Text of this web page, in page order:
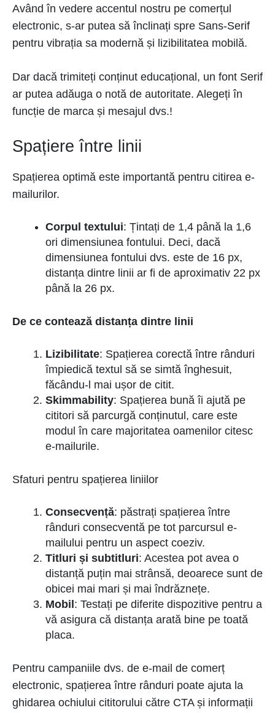
Având în vedere accentul nostru pe comerțul
electronic, s-ar putea să înclinați spre Sans-Serif
pentru vibrația sa modernă și lizibilitatea mobilă.
Dar dacă trimiteți conținut educațional, un font Serif
ar putea adăuga o notă de autoritate. Alegeți în
funcție de marca și mesajul dvs.!
Spațiere între linii
Spațierea optimă este importantă pentru citirea e-
mailurilor.
Corpul textului: Țintați de 1,4 până la 1,6
ori dimensiunea fontului. Deci, dacă
dimensiunea fontului dvs. este de 16 px,
distanța dintre linii ar fi de aproximativ 22 px
până la 26 px.
De ce contează distanța dintre linii
Lizibilitate: Spațierea corectă între rânduri
împiedică textul să se simtă înghesuit,
făcându-l mai ușor de citit.
Skimmability: Spațierea bună îi ajută pe
cititori să parcurgă conținutul, care este
modul în care majoritatea oamenilor citesc
e-mailurile.
Sfaturi pentru spațierea liniilor
Consecvență: păstrați spațierea între
rânduri consecventă pe tot parcursul e-
mailului pentru un aspect coeziv.
Titluri și subtitluri: Acestea pot avea o
distanță puțin mai strânsă, deoarece sunt de
obicei mai mari și mai îndrăznețe.
Mobil : Testați pe diferite dispozitive pentru a
vă asigura că distanța arată bine pe toată
placa.
Pentru campaniile dvs. de e-mail de comerț
electronic, spațierea între rânduri poate ajuta la
ghidarea ochiului cititorului către CTA și informații